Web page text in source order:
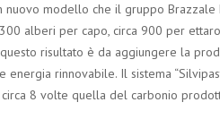
nuovo modello che il gruppo
alberi per capo, circa 900 per
risultato è da aggiungere la
rinnovabile. Il sistema
8 volte quella del carbonio